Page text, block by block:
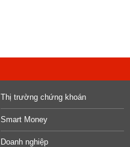
Thị trường chứng khoán
Smart Money
Doanh nghiệp